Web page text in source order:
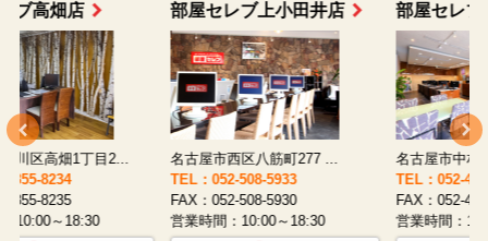
部屋セレブ上小田井店
名古屋市西区八筋町277 ...
TEL：052-508-5933
FAX：052-508-5930
営業時間：10:00～18:30
部屋セレブ中村店
名古屋市中村区太閤通9-1...
TEL：052-481-0853
FAX：052-481-3587
営業時間：10:00～18:30